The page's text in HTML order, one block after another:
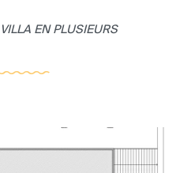
EN PLUSIEURS